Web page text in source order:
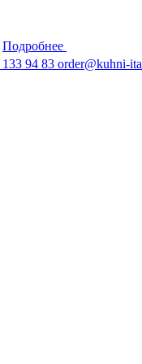
Подробнее
94 83 order@kuhni-